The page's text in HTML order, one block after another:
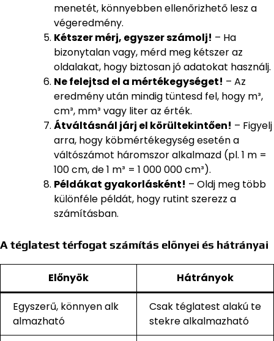
menetét, könnyebben ellenőrizhető lesz a
végeredmény.
Kétszer mérj, egyszer számolj! – Ha
bizonytalan vagy, mérd meg kétszer az
oldalakat, hogy biztosan jó adatokat használj.
Ne felejtsd el a mértékegységet! – Az
eredmény után mindig tüntesd fel, hogy m³,
cm³, mm³ vagy liter az érték.
Átváltásnál járj el körültekintően! – Figyelj
arra, hogy köbmértékegység esetén a
váltószámot háromszor alkalmazd (pl. 1 m =
100 cm, de 1 m³ = 1 000 000 cm³).
Példákat gyakorlásként! – Oldj meg több
különféle példát, hogy rutint szerezz a
számításban.
A téglatest térfogat számítás előnyei és hátrányai
Előnyök Hátrányok
Egyszerű, könnyen alk
almazható
Csak téglatest alakú te
stekre alkalmazható